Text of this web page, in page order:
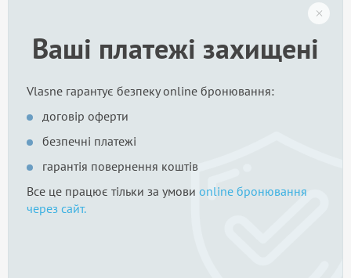
Ваші платежі захищені
Vlasne гарантує безпеку online бронювання:
договір оферти
безпечні платежі
гарантія повернення коштів
Все це працює тільки за умови online бронювання
через сайт.